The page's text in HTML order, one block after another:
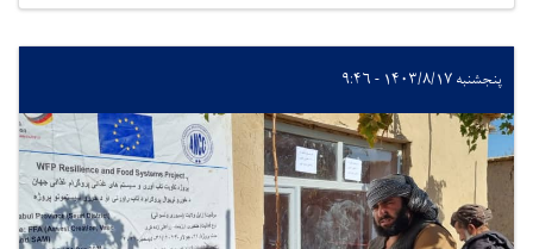
پنجشنبه ۱۴۰۳/۸/۱۷ - ۹:۴۶